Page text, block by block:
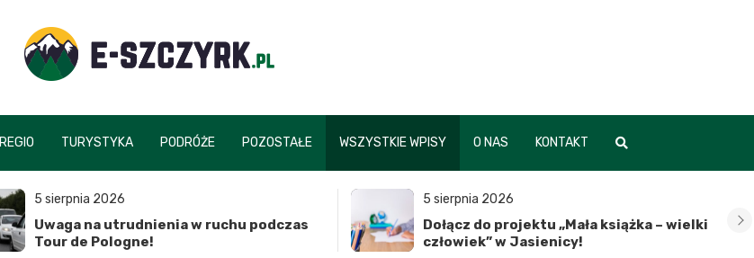
e-szczyrk.pl
REGIO TURYSTYKA PODRÓŻE POZOSTAŁE WSZYSTKIE WPISY O NAS KONTAKT
5 sierpnia 2026
Uwaga na utrudnienia w ruchu podczas
Tour de Pologne!
5 sierpnia 2026
Dołącz do projektu „Mała książka – wielki
człowiek” w Jasienicy!